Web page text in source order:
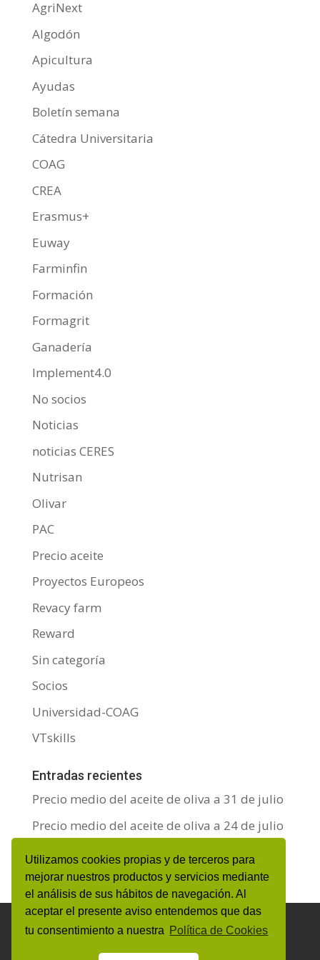
Utilizamos cookies propias y de terceros para
mejorar nuestros productos y servicios mediante
el análisis de sus hábitos de navegación. Al
aceptar el presente aviso entendemos que das
tu consentimiento a nuestra Política de Cookies
k
AgriNext
Algodón
Apicultura
Ayudas
Boletín semana
Cátedra Universitaria
COAG
CREA
Erasmus+
Euway
Farminfin
Formación
Formagrit
Ganadería
Implement4.0
No socios
Noticias
noticias CERES
Nutrisan
Olivar
PAC
Precio aceite
Proyectos Europeos
Revacy farm
Reward
Sin categoría
Socios
Universidad-COAG
VTskills
Entradas recientes
Precio medio del aceite de oliva a 31 de julio
Precio medio del aceite de oliva a 24 de julio
Precio medio del aceite de oliva a 17 de julio
Aviso Legal y Protección de datos personales